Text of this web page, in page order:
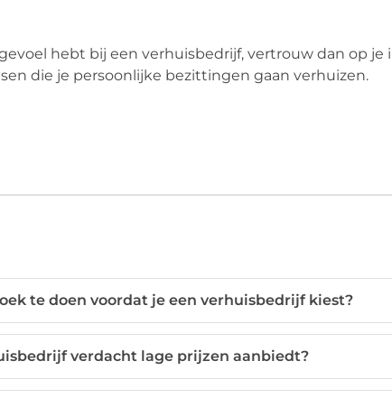
hebt bij een verhuisbedrijf, vertrouw dan op je
die je persoonlijke bezittingen gaan verhuizen.
te doen voordat je een verhuisbedrijf kiest?
verdacht lage prijzen aanbiedt?